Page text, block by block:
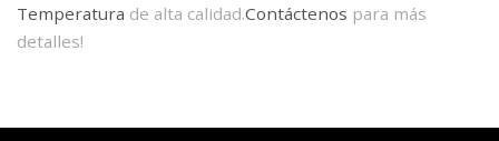
Temperatura de alta calidad.Contáctenos para más
detalles!